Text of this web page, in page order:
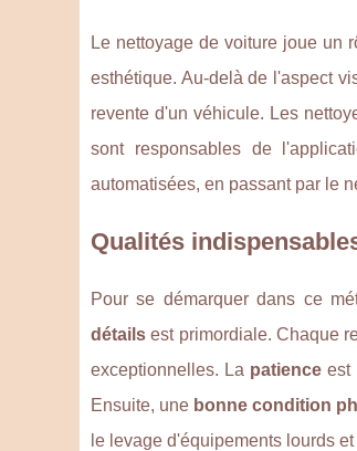
Le nettoyage de voiture joue un
esthétique. Au-delà de l'aspect
revente d'un véhicule. Les
sont responsables de
automatisées, en passant par le
Qualités
Pour se démarquer dans ce
détails est primordiale. Chaque
exceptionnelles. La patience est
Ensuite, une bonne condition
le levage d'équipements lourds